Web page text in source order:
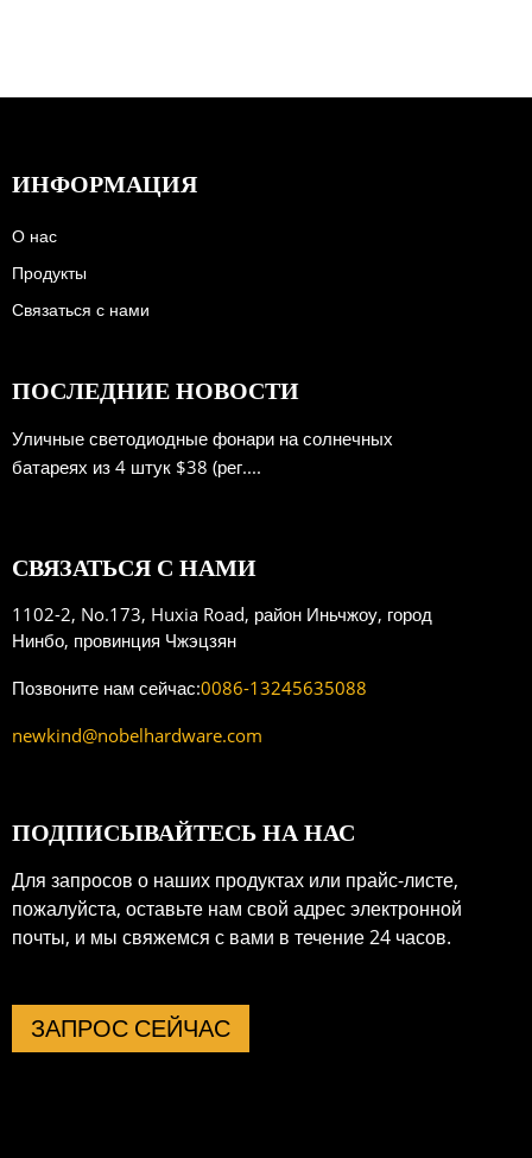
ИНФОРМАЦИЯ
О нас
Продукты
Связаться с нами
ПОСЛЕДНИЕ НОВОСТИ
Уличные светодиодные фонари на солнечных
батареях из 4 штук $38 (рег....
СВЯЗАТЬСЯ С НАМИ
1102-2, No.173, Huxia Road, район Иньчжоу, город
Нинбо, провинция Чжэцзян
Позвоните нам сейчас:0086-13245635088
newkind@nobelhardware.com
ПОДПИСЫВАЙТЕСЬ НА НАС
Для запросов о наших продуктах или прайс-листе,
пожалуйста, оставьте нам свой адрес электронной
почты, и мы свяжемся с вами в течение 24 часов.
ЗАПРОС СЕЙЧАС